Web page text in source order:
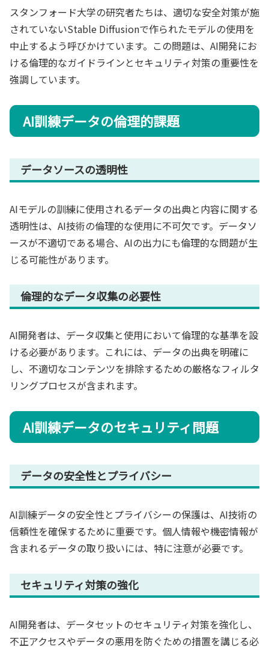
スタンフォード大学の研究者たちは、適切な安全対策が施
されていないStable Diffusionで作られたモデルの使用を
中止するよう呼びかけています。この問題は、AI開発にお
ける倫理的なガイドラインとセキュリティ対策の重要性を
強調しています。
AI訓練データの倫理的課題
データソースの透明性
AIモデルの訓練に使用されるデータの出典と内容に関する
透明性は、AI技術の倫理的な使用に不可欠です。データソ
ースが不適切である場合、AIの出力にも倫理的な問題が生
じる可能性があります。
倫理的なデータ収集の必要性
AI開発者は、データ収集と使用において倫理的な基準を設
ける必要があります。これには、データの出典を明確に
し、不適切なコンテンツを排除するための厳格なフィルタ
リングプロセスが含まれます。
AI訓練データのセキュリティ問題
データの安全性とプライバシー
AI訓練データの安全性とプライバシーの保護は、AI技術の
信頼性を確保するために重要です。個人情報や機密情報が
含まれるデータの取り扱いには、特に注意が必要です。
セキュリティ対策の強化
AI開発者は、データセットのセキュリティ対策を強化し、
不正アクセスやデータの悪用を防ぐための措置を講じる必